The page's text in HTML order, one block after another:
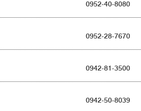
0952-40-8080
0952-28-7670
0942-81-3500
0942-50-8039